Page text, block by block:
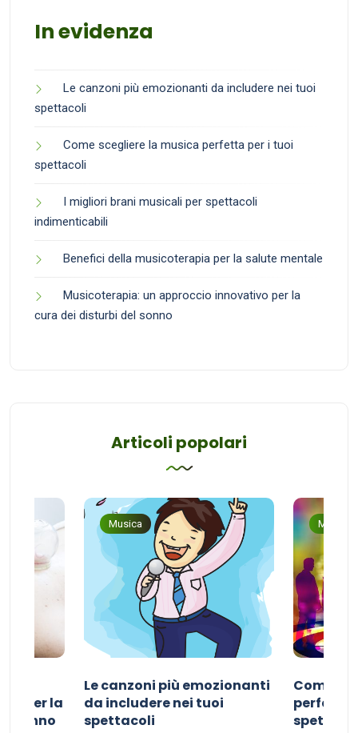
In evidenza
Le canzoni più emozionanti da includere nei tuoi
spettacoli
Come scegliere la musica perfetta per i tuoi
spettacoli
I migliori brani musicali per spettacoli
indimenticabili
Benefici della musicoterapia per la salute mentale
Musicoterapia: un approccio innovativo per la
cura dei disturbi del sonno
Articoli popolari
per la
sonno
Musica
Le canzoni più emozionanti
da includere nei tuoi
spettacoli
Musica
Come
perfetta